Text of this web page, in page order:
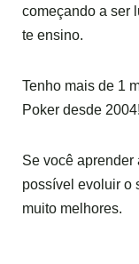
começando a ser
te ensino.
Tenho mais de 1
Poker desde 2004!
Se você aprender
possível evoluir o
muito melhores.